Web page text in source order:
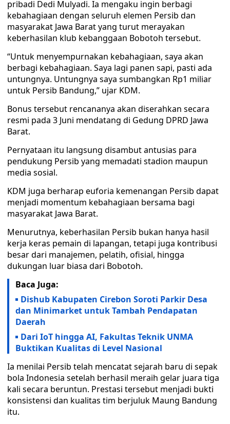
pribadi Dedi Mulyadi. Ia mengaku ingin berbagi
kebahagiaan dengan seluruh elemen Persib dan
masyarakat Jawa Barat yang turut merayakan
keberhasilan klub kebanggaan Bobotoh tersebut.
“Untuk menyempurnakan kebahagiaan, saya akan
berbagi kebahagiaan. Saya lagi panen sapi, pasti ada
untungnya. Untungnya saya sumbangkan Rp1 miliar
untuk Persib Bandung,” ujar KDM.
Bonus tersebut rencananya akan diserahkan secara
resmi pada 3 Juni mendatang di Gedung DPRD Jawa
Barat.
Pernyataan itu langsung disambut antusias para
pendukung Persib yang memadati stadion maupun
media sosial.
KDM juga berharap euforia kemenangan Persib dapat
menjadi momentum kebahagiaan bersama bagi
masyarakat Jawa Barat.
Menurutnya, keberhasilan Persib bukan hanya hasil
kerja keras pemain di lapangan, tetapi juga kontribusi
besar dari manajemen, pelatih, ofisial, hingga
dukungan luar biasa dari Bobotoh.
Baca Juga:
Dishub Kabupaten Cirebon Soroti Parkir Desa
dan Minimarket untuk Tambah Pendapatan
Daerah
Dari IoT hingga AI, Fakultas Teknik UNMA
Buktikan Kualitas di Level Nasional
Ia menilai Persib telah mencatat sejarah baru di sepak
bola Indonesia setelah berhasil meraih gelar juara tiga
kali secara beruntun. Prestasi tersebut menjadi bukti
konsistensi dan kualitas tim berjuluk Maung Bandung
itu.